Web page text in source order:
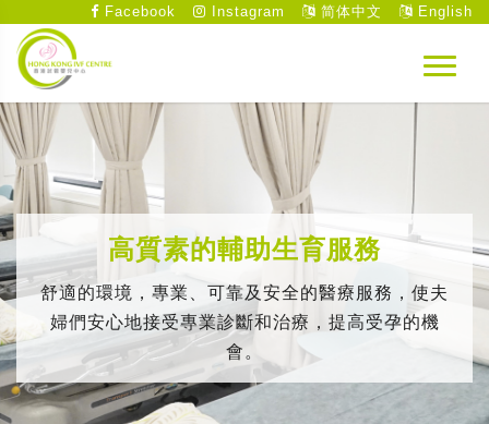
Facebook Instagram 简体中文 English
高質素的輔助生育服務
舒適的環境，專業、可靠及安全的醫療服務，使夫
婦們安心地接受專業診斷和治療，提高受孕的機
會。